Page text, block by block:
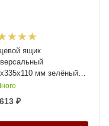
ящик
мм зелёный
стенками,
и крышкой
613 ₽